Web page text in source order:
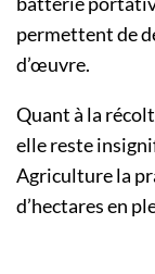
permettent de
d’œuvre.
Quant à la
elle reste
Agriculture la
d’hectares en